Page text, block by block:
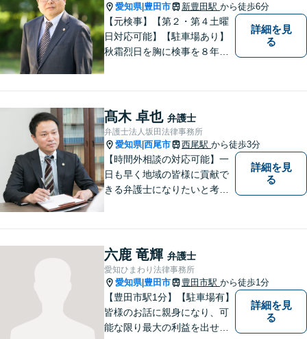
愛知県| 豊田市 新豊田駅 から徒歩6分
【元検事】【第２・第４土曜
日対応可能】【駐車場あり】
秋霜烈日を胸に検事を８年，
添い，「この地域」の方々の
悩みに対して一緒に解決を目
指したいと思います。お待ち
しております。
詳細を見
る
髙木 卓也 弁護士
弁護士法人坂田法律事務所
愛知県|西尾市 西尾駅 から徒歩3分
【時間外相談の対応可能】一
日も早く地域の皆様に貢献で
きる弁護士になりたいと考え
ださい
詳細を見
る
六鹿 竜輝 弁護士
愛知ひまわり法律事務所
愛知県| 豊田市 豊田市駅 から徒歩1分
【豊田市駅1分】【駐車場有】
皆様のお話に親身になり、可
能な限り最大の利益を出せる
詳細を見
る